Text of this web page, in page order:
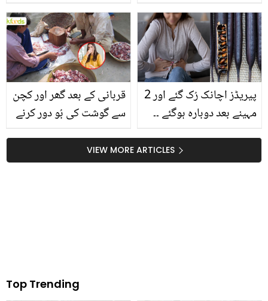
ایسا فائدہ جو اس سردی
آپ کی بڑی مشکل آسان
کرے
زبردست ریمیڈی جو کمزور
ہڈیوں میں بھی جان ڈال
دے
قربانی کے بعد گھر اور کچن
سے گوشت کی بُو دور کرنے
جانیں چھوٹی سی ٹپ، جو
آپ کے بڑے کام آئے
پیریڈز اچانک رُک گئے اور 2
مہینے بعد دوبارہ ہوگئے ۔۔
تو جانیں املتاس بوٹی کا
استعمال جو عورتوں کے لئے
VIEW MORE ARTICLES
Top Trending